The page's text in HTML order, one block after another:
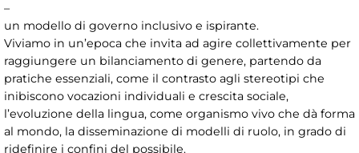
–
un modello di governo inclusivo e ispirante.
Viviamo in un’epoca che invita ad agire collettivamente per
raggiungere un bilanciamento di genere, partendo da
pratiche essenziali, come il contrasto agli stereotipi che
inibiscono vocazioni individuali e crescita sociale,
l’evoluzione della lingua, come organismo vivo che dà forma
al mondo, la disseminazione di modelli di ruolo, in grado di
ridefinire i confini del possibile.